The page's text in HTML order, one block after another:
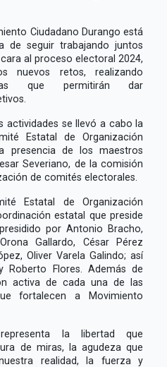
Ciudadano Durango está
seguir trabajando juntos
al proceso electoral 2024,
nuevos retos, realizando
que permitirán dar
actividades se llevó a cabo la
Estatal de Organización
presencia de los maestros
Severiano, de la comisión
de comités electorales.
Estatal de Organización
estatal que preside
por Antonio Bracho,
Gallardo, César Pérez
Oliver Varela Galindo; así
Roberto Flores. Además de
activa de cada una de las
fortalecen a Movimiento
la libertad que
de miras, la agudeza que
realidad, la fuerza y